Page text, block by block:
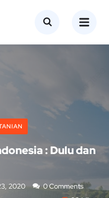
: Dulu dan
2020
0 Comments